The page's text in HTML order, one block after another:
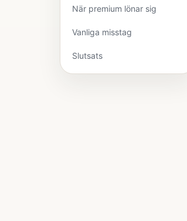
När premium lönar sig
Vanliga misstag
Slutsats